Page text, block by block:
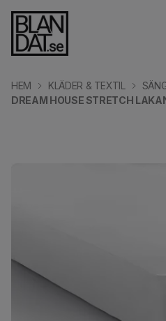
HEM KLÄDER & TEXTIL
DREAM HOUSE STRETCH